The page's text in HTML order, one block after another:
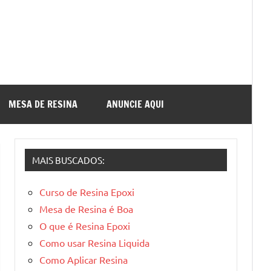
MESA DE RESINA ANUNCIE AQUI
MAIS BUSCADOS:
Curso de Resina Epoxi
Mesa de Resina é Boa
O que é Resina Epoxi
Como usar Resina Liquida
Como Aplicar Resina